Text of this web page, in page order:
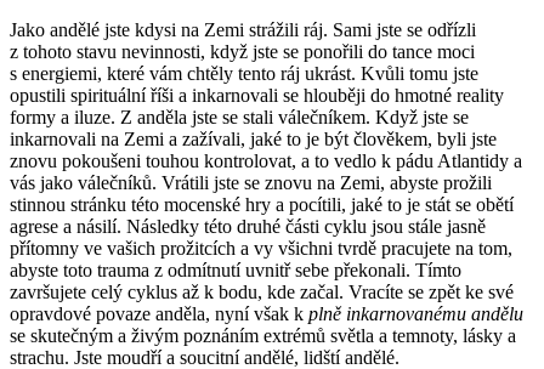
Jako andělé jste kdysi na Zemi strážili ráj. Sami jste se odřízli
z tohoto stavu nevinnosti, když jste se ponořili do tance moci
s energiemi, které vám chtěly tento ráj ukrást. Kvůli tomu jste
opustili spirituální říši a inkarnovali se hlouběji do hmotné reality
formy a iluze. Z anděla jste se stali válečníkem. Když jste se
inkarnovali na Zemi a zažívali, jaké to je být člověkem, byli jste
znovu pokoušeni touhou kontrolovat, a to vedlo k pádu Atlantidy a
vás jako válečníků. Vrátili jste se znovu na Zemi, abyste prožili
stinnou stránku této mocenské hry a pocítili, jaké to je stát se obětí
agrese a násilí. Následky této druhé části cyklu jsou stále jasně
přítomny ve vašich prožitcích a vy všichni tvrdě pracujete na tom,
abyste toto trauma z odmítnutí uvnitř sebe překonali. Tímto
završujete celý cyklus až k bodu, kde začal. Vracíte se zpět ke své
opravdové povaze anděla, nyní však k plně inkarnovanému andělu
se skutečným a živým poznáním extrémů světla a temnoty, lásky a
strachu. Jste moudří a soucitní andělé, lidští andělé.